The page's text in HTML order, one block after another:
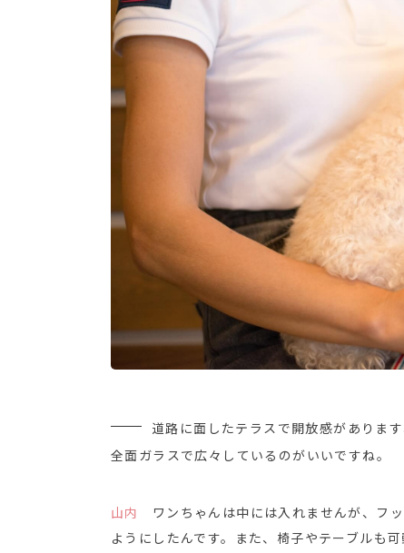
道路に面したテラスで開放感がありま
全面ガラスで広々しているのがいいですね。
山内
ワンちゃんは中には入れませんが、フ
ようにしたんです。また、椅子やテーブルも